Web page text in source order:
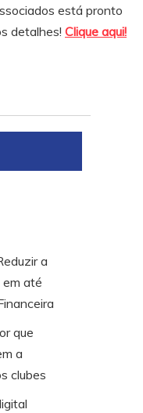
está pronto
detalhes! Clique aqui!
a
em até
que
a
clubes